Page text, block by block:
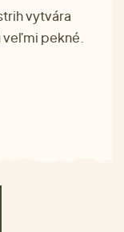
vytvára
pekné.